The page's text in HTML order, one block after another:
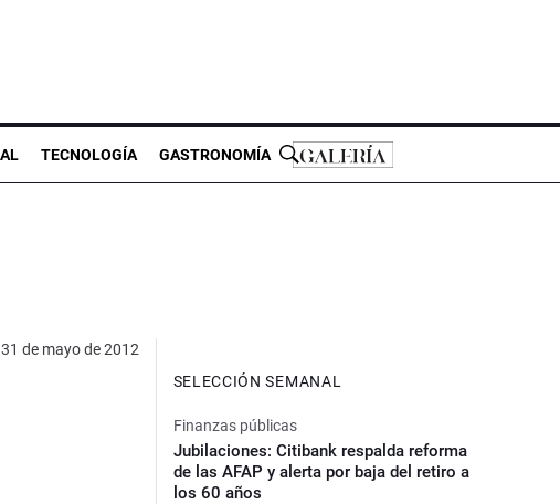
TECNOLOGÍA GASTRONOMÍA
31 de mayo de 2012
SELECCIÓN SEMANAL
Finanzas públicas
Jubilaciones: Citibank respalda reforma
de las AFAP y alerta por baja del retiro a
los 60 años